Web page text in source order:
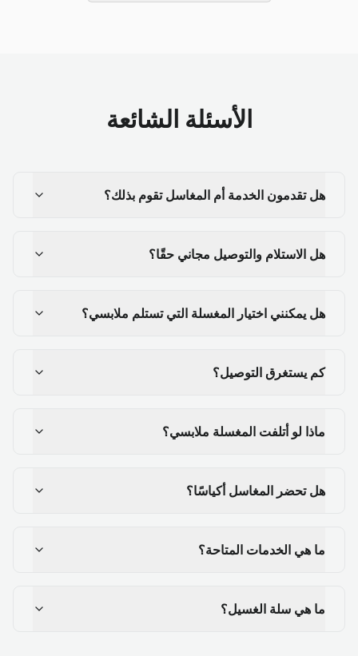
الأسئلة الشائعة
هل تقدمون الخدمة أم المغاسل تقوم بذلك؟
هل الاستلام والتوصيل مجاني حقًا؟
هل يمكنني اختيار المغسلة التي تستلم ملابسي؟
كم يستغرق التوصيل؟
ماذا لو أتلفت المغسلة ملابسي؟
هل تحضر المغاسل أكياسًا؟
ما هي الخدمات المتاحة؟
ما هي سلة الغسيل؟